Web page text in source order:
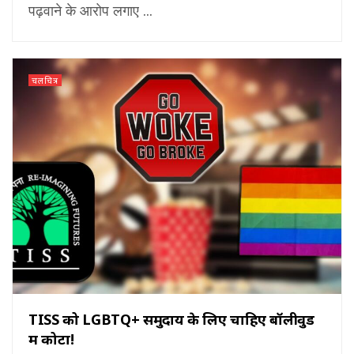
पढ़वाने के आरोप लगाए ...
चलचित्र
TISS को LGBTQ+ समुदाय के लिए चाहिए बॉलीवुड
में कोटा!